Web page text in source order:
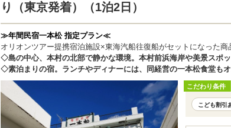
り（東京発着）（1泊2日）
≫年間民宿一本松 指定プラン≪
オリオンツアー提携宿泊施設×東海汽船往復船がセットになった商
◇島の中心、本村の北部で静かな環境。本村前浜海岸や美景スポッ
◇素泊まりの宿。ランチやディナーには、同経営の一本松食堂も
こだわり条件
こども割引